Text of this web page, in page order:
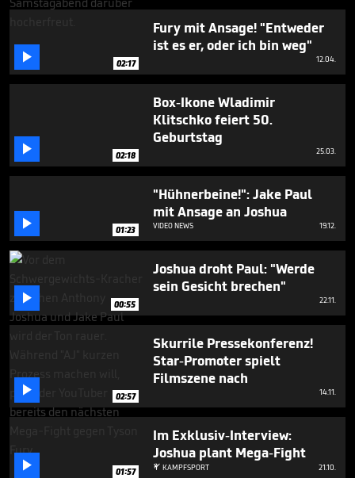
seconds
 02:17
Fury mit Ansage! "Entweder
ist es er, oder ich bin weg"
12.04.
 02:18
Box-Ikone Wladimir
Klitschko feiert 50.
Geburtstag
25.03.
 01:23
"Hühnerbeine!": Jake Paul
mit Ansage an Joshua
VIDEO NEWS 19.12.
 00:55
Joshua droht Paul: "Werde
sein Gesicht brechen"
22.11.
 02:57
Skurrile Pressekonferenz!
Star-Promoter spielt
Filmszene nach
14.11.
 01:57
Im Exklusiv-Interview:
Joshua plant Mega-Fight
 KAMPFSPORT 21.10.